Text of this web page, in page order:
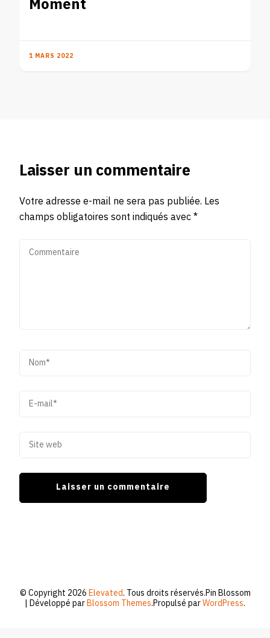
1 MARS 2022
Laisser un commentaire
Votre adresse e-mail ne sera pas publiée. Les
champs obligatoires sont indiqués avec*
© Copyright 2026Elevated. Tous droits réservés.Pin Blossom
| Développé parBlossom Themes.Propulsé parWordPress.